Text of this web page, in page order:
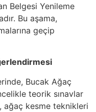
Belgesi Yenileme
Bu aşama,
geçip
Bucak Ağaç
teorik sınavlar
ağaç kesme teknikleri